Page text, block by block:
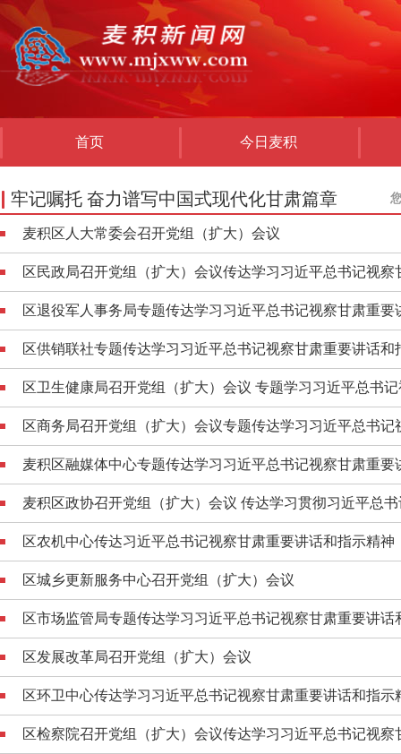
首页 今日麦积
牢记嘱托 奋力谱写中国式现代化甘肃篇章
麦积区人大常委会召开党组（扩大）会议
区民政局召开党组（扩大）会议传达学习习近平总书记视
区退役军人事务局专题传达学习习近平总书记视察甘肃重要
区供销联社专题传达学习习近平总书记视察甘肃重要讲话和
区卫生健康局召开党组（扩大）会议 专题学习习近平总书
区商务局召开党组（扩大）会议专题传达学习习近平总书
麦积区融媒体中心专题传达学习习近平总书记视察甘肃重要
麦积区政协召开党组（扩大）会议 传达学习贯彻习近平总
区农机中心传达习近平总书记视察甘肃重要讲话和指示精神
区城乡更新服务中心召开党组（扩大）会议
区市场监管局专题传达学习习近平总书记视察甘肃重要讲话
区发展改革局召开党组（扩大）会议
区环卫中心传达学习习近平总书记视察甘肃重要讲话和指示
区检察院召开党组（扩大）会议传达学习习近平总书记视